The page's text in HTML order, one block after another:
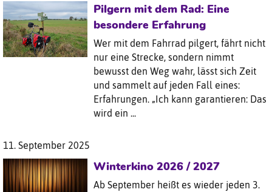
Pilgern mit dem Rad: Eine
besondere Erfahrung
Wer mit dem Fahrrad pilgert, fährt nicht
nur eine Strecke, sondern nimmt
bewusst den Weg wahr, lässt sich Zeit
und sammelt auf jeden Fall eines:
Erfahrungen. „Ich kann garantieren: Das
wird ein ...
11. September 2025
Winterkino 2026 / 2027
Ab September heißt es wieder jeden 3.